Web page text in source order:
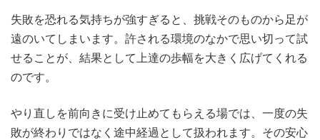
失敗を恐れる気持ちが強すぎると、挑戦そのものから足が
遠のいてしまいます。許される環境のなかで思い切って試
せることが、結果として上達の歩幅を大きく広げてくれる
のです。
やり直しを前向きに受け止めてもらえる場では、一度の失
敗が終わりではなく途中経過として扱われます。その安心